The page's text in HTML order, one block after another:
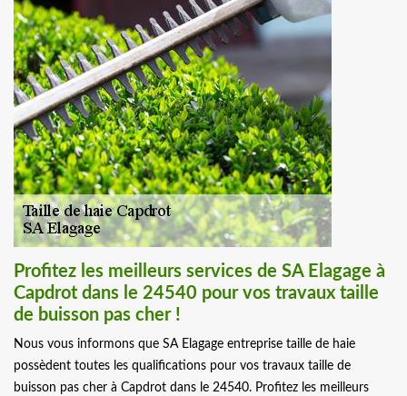
Profitez les meilleurs services de SA Elagage à
Capdrot dans le 24540 pour vos travaux taille
de buisson pas cher !
Nous vous informons que SA Elagage entreprise taille de haie
possèdent toutes les qualifications pour vos travaux taille de
buisson pas cher à Capdrot dans le 24540. Profitez les meilleurs